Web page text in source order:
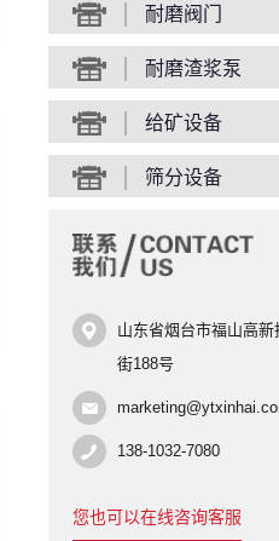
耐磨阀门
耐磨渣浆泵
给矿设备
筛分设备
山东省烟台市福山高
街188号
138-1032-7080
您也可以在线咨询客服